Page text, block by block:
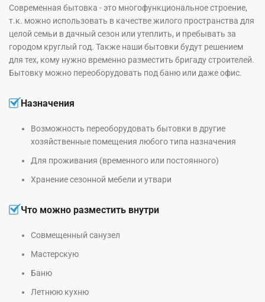
Современная бытовка - это многофункциональное строение,
т.к. можно использовать в качестве жилого пространства для
целой семьи в дачный сезон или утеплить, и пребывать за
городом круглый год. Также наши бытовки будут решением
для тех, кому нужно временно разместить бригаду строителей.
Бытовку можно переоборудовать под баню или даже офис.
Назначения
Возможность переоборудовать бытовки в другие
хозяйственные помещения любого типа назначения
Для проживания (временного или постоянного)
Хранение сезонной мебели и утвари
Что можно разместить внутри
Совмещенный санузел
Мастерскую
Баню
Летнюю кухню